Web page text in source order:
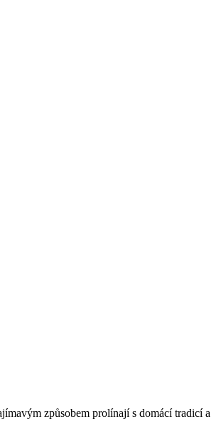
způsobem prolínají s domácí tradicí a